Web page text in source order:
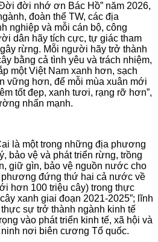
đời nhớ ơn Bác Hồ” năm 2026,
đoàn thể TW, các địa
nghiệp và mỗi cán bộ, công
dân hãy tích cực, tự giác tham
rừng. Mỗi người hãy trở thành
bằng cả tình yêu và trách nhiệm,
một Việt Nam xanh hơn, sạch
vững hơn, để mỗi mùa xuân mới
tốt đẹp, xanh tươi, rạng rỡ hơn”,
nhấn mạnh.
là một trong những địa phương
bảo vệ và phát triển rừng, trồng
giữ gìn, bảo vệ nguồn nước cho
phương đứng thứ hai cả nước về
hơn 100 triệu cây) trong thực
xanh giai đoạn 2021-2025”; lĩnh
sự trở thành ngành kinh tế
vào phát triển kinh tế, xã hội và
nơi biên cương Tổ quốc.